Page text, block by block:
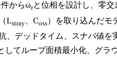
からωrと位相を設計し、零交
Lstray、Coss）を取り込んだモ
、デッドタイム、スナバ値を
してループ面積最小化、グラ